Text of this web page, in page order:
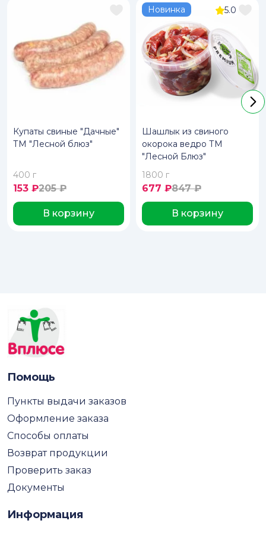
Купаты свиные "Дачные"
ТМ "Лесной блюз"
400 г
153 ₽205 ₽
В корзину
5.0
Новинка
Шашлык из свиного
окорока ведро ТМ
"Лесной Блюз"
1800 г
677 ₽847 ₽
В корзину
Помощь
Пункты выдачи заказов
Оформление заказа
Способы оплаты
Возврат продукции
Проверить заказ
Документы
Информация